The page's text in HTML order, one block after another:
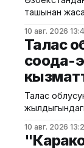
жана
ташынан
Маалыматка
Түштүк
белгиленген
Анын ичинде
бүтүндүгү
10 авг. 2026
Талас
соода-
Талас
белгиленди.
билдиришти. Жыйында экономикалык өсүш,
10 авг. 2026